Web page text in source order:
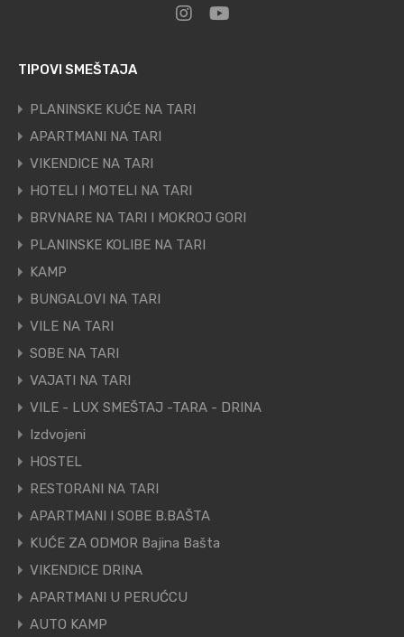
TIPOVI SMEŠTAJA
PLANINSKE KUĆE NA TARI
APARTMANI NA TARI
VIKENDICE NA TARI
HOTELI I MOTELI NA TARI
BRVNARE NA TARI I MOKROJ GORI
PLANINSKE KOLIBE NA TARI
KAMP
BUNGALOVI NA TARI
VILE NA TARI
SOBE NA TARI
VAJATI NA TARI
VILE - LUX SMEŠTAJ -TARA - DRINA
Izdvojeni
HOSTEL
RESTORANI NA TARI
APARTMANI I SOBE B.BAŠTA
KUĆE ZA ODMOR Bajina Bašta
VIKENDICE DRINA
APARTMANI U PERUĆCU
AUTO KAMP